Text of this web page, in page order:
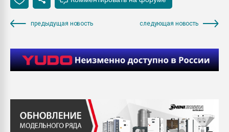
предыдущая новость следующая новость